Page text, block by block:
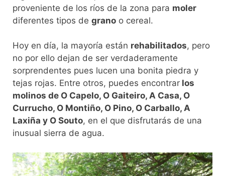
proveniente de los ríos de la zona para moler
diferentes tipos de grano o cereal.
Hoy en día, la mayoría están rehabilitados, pero
no por ello dejan de ser verdaderamente
sorprendentes pues lucen una bonita piedra y
tejas rojas. Entre otros, puedes encontrar los
molinos de O Capelo, O Gaiteiro, A Casa, O
Currucho, O Montiño, O Pino, O Carballo, A
Laxiña y O Souto, en el que disfrutarás de una
inusual sierra de agua.